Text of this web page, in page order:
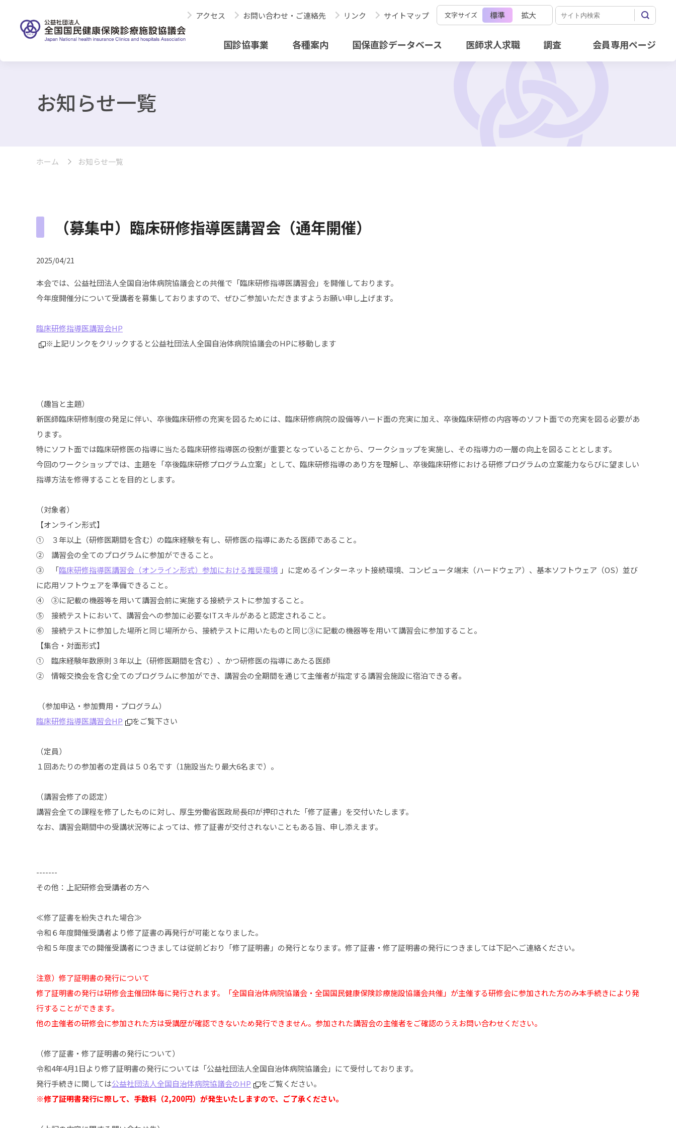
アクセス お問い合わせ・ご連絡先 リンク サイトマップ 文字サイズ 標準 拡大
国診協事業 各種案内 国保直診データベース 医師求人求職 調査 会員専用ページ
お知らせ一覧
ホーム お知らせ一覧
（募集中）臨床研修指導医講習会（通年開催）
2025/04/21
本会では、公益社団法人全国自治体病院協議会との共催で「臨床研修指導医講習会」を開催しております。
今年度開催分について受講者を募集しておりますので、ぜひご参加いただきますようお願い申し上げます。
臨床研修指導医講習会HP
※上記リンクをクリックすると公益社団法人全国自治体病院協議会のHPに移動します
（趣旨と主題）
新医師臨床研修制度の発足に伴い、卒後臨床研修の充実を図るためには、臨床研修病院の設備等ハード面の充実に加え、卒後臨床研修の内容等のソフト面での充実を図る必要があ
ります。
特にソフト面では臨床研修医の指導に当たる臨床研修指導医の役割が重要となっていることから、ワークショップを実施し、その指導力の一層の向上を図ることとします。
今回のワークショップでは、主題を「卒後臨床研修プログラム立案」として、臨床研修指導のあり方を理解し、卒後臨床研修における研修プログラムの立案能力ならびに望ましい
指導方法を修得することを目的とします。
（対象者）
【オンライン形式】
① ３年以上（研修医期間を含む）の臨床経験を有し、研修医の指導にあたる医師であること。
② 講習会の全てのプログラムに参加ができること。
③ 「臨床研修指導医講習会（オンライン形式）参加における推奨環境 」に定めるインターネット接続環境、コンピュータ端末（ハードウェア）、基本ソフトウェア（OS）並び
に応用ソフトウェアを準備できること。
④ ③に記載の機器等を用いて講習会前に実施する接続テストに参加すること。
⑤ 接続テストにおいて、講習会への参加に必要なITスキルがあると認定されること。
⑥ 接続テストに参加した場所と同じ場所から、接続テストに用いたものと同じ③に記載の機器等を用いて講習会に参加すること。
【集合・対面形式】
① 臨床経験年数原則３年以上（研修医期間を含む）、かつ研修医の指導にあたる医師
② 情報交換会を含む全てのプログラムに参加ができ、講習会の全期間を通じて主催者が指定する講習会施設に宿泊できる者。
（参加申込・参加費用・プログラム）
臨床研修指導医講習会HP
をご覧下さい
（定員）
１回あたりの参加者の定員は５０名です（1施設当たり最大6名まで）。
（講習会修了の認定）
講習会全ての課程を修了したものに対し、厚生労働省医政局長印が押印された「修了証書」を交付いたします。
なお、講習会期間中の受講状況等によっては、修了証書が交付されないこともある旨、申し添えます。
-------
その他：上記研修会受講者の方へ
≪修了証書を紛失された場合≫
令和６年度開催受講者より修了証書の再発行が可能となりました。
令和５年度までの開催受講者につきましては従前どおり「修了証明書」の発行となります。修了証書・修了証明書の発行につきましては下記へご連絡ください。
注意）修了証明書の発行について
修了証明書の発行は研修会主催団体毎に発行されます。「全国自治体病院協議会・全国国民健康保険診療施設協議会共催」が主催する研修会に参加された方のみ本手続きにより発
行することができます。
他の主催者の研修会に参加された方は受講歴が確認できないため発行できません。参加された講習会の主催者をご確認のうえお問い合わせください。
（修了証書・修了証明書の発行について）
令和4年4月1日より修了証明書の発行については「公益社団法人全国自治体病院協議会」にて受付しております。
発行手続きに関しては公益社団法人全国自治体病院協議会のHP
をご覧ください。
※修了証明書発行に際して、手数料（2,200円）が発生いたしますので、ご了承ください。